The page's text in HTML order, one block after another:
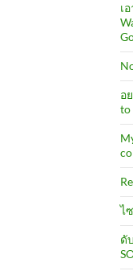
เ
อ
to
ไ
ดั